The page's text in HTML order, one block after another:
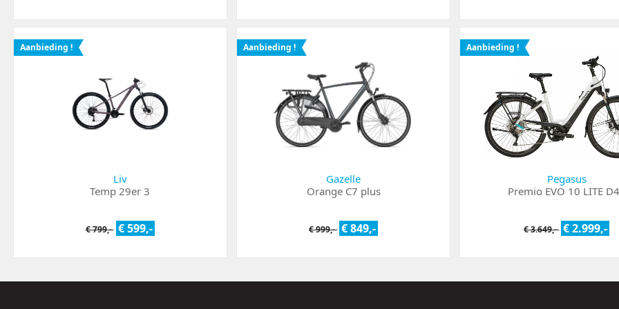
Liv
Temp 29er 3
€ 799,- € 599,-
Aanbieding !
Gazelle
Orange C7 plus
€ 999,- € 849,-
Aanbieding !
Pegasus
Premio EVO 10 LITE
€ 3.649,- € 2.999,-
Aanbieding !